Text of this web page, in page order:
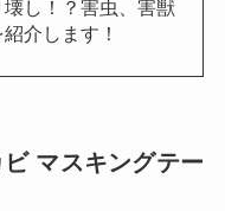
し！？害虫、害獣
介します！
マスキングテー